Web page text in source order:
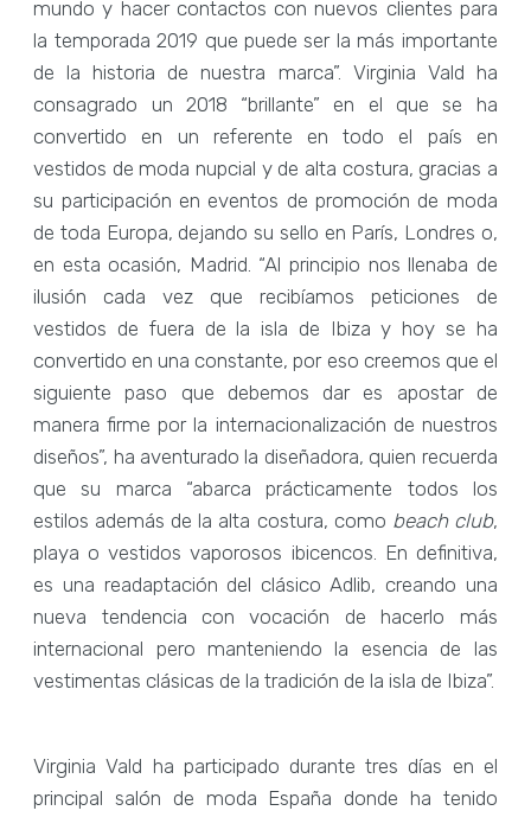
mundo y hacer contactos con nuevos clientes para
la temporada 2019 que puede ser la más importante
de la historia de nuestra marca”. Virginia Vald ha
consagrado un 2018 “brillante” en el que se ha
convertido en un referente en todo el país en
vestidos de moda nupcial y de alta costura, gracias a
su participación en eventos de promoción de moda
de toda Europa, dejando su sello en París, Londres o,
en esta ocasión, Madrid. “Al principio nos llenaba de
ilusión cada vez que recibíamos peticiones de
vestidos de fuera de la isla de Ibiza y hoy se ha
convertido en una constante, por eso creemos que el
siguiente paso que debemos dar es apostar de
manera firme por la internacionalización de nuestros
diseños”, ha aventurado la diseñadora, quien recuerda
que su marca “abarca prácticamente todos los
estilos además de la alta costura, como beach club,
playa o vestidos vaporosos ibicencos. En definitiva,
es una readaptación del clásico Adlib, creando una
nueva tendencia con vocación de hacerlo más
internacional pero manteniendo la esencia de las
vestimentas clásicas de la tradición de la isla de Ibiza”.
Virginia Vald ha participado durante tres días en el
principal salón de moda España donde ha tenido